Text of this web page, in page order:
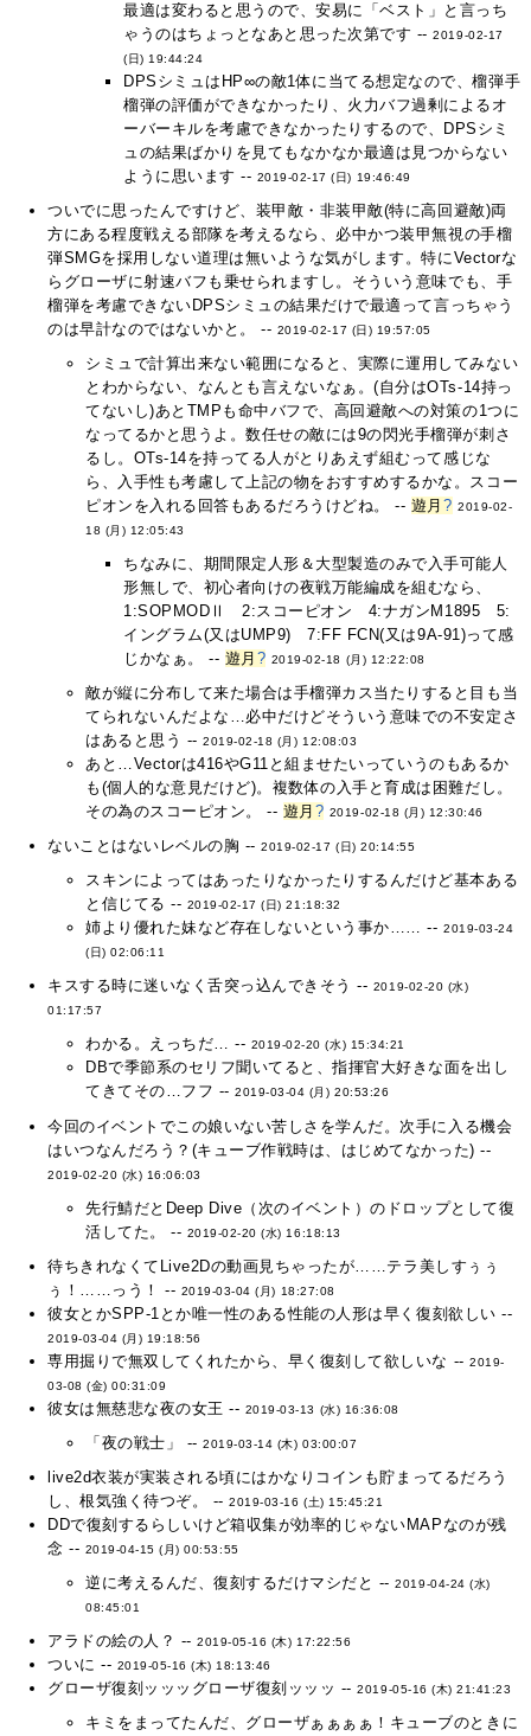
最適は変わると思うので、安易に「ベスト」と言っち
ゃうのはちょっとなあと思った次第です --2019-02-17
(日) 19:44:24
DPSシミュはHP∞の敵1体に当てる想定なので、榴弾手
榴弾の評価ができなかったり、火力バフ過剰によるオ
ーバーキルを考慮できなかったりするので、DPSシミ
ュの結果ばかりを見てもなかなか最適は見つからない
ように思います -- 2019-02-17 (日) 19:46:49
ついでに思ったんですけど、装甲敵・非装甲敵(特に高回避敵)両
方にある程度戦える部隊を考えるなら、必中かつ装甲無視の手榴
弾SMGを採用しない道理は無いような気がします。特にVectorな
らグローザに射速バフも乗せられますし。そういう意味でも、手
榴弾を考慮できないDPSシミュの結果だけで最適って言っちゃう
のは早計なのではないかと。 -- 2019-02-17 (日) 19:57:05
シミュで計算出来ない範囲になると、実際に運用してみない
とわからない、なんとも言えないなぁ。(自分はOTs-14持っ
てないし)あとTMPも命中バフで、高回避敵への対策の1つに
なってるかと思うよ。数任せの敵には9の閃光手榴弾が刺さ
るし。OTs-14を持ってる人がとりあえず組むって感じな
ら、入手性も考慮して上記の物をおすすめするかな。スコー
ピオンを入れる回答もあるだろうけどね。 -- 遊月? 2019-02-
18 (月) 12:05:43
ちなみに、期間限定人形＆大型製造のみで入手可能人
形無しで、初心者向けの夜戦万能編成を組むなら、
1:SOPMODⅡ 2:スコーピオン 4:ナガンM1895 5:
イングラム(又はUMP9) 7:FF FCN(又は9A-91)って感
じかなぁ。 -- 遊月 ? 2019-02-18 (月) 12:22:08
敵が縦に分布して来た場合は手榴弾カス当たりすると目も当
てられないんだよな…必中だけどそういう意味での不安定さ
はあると思う --2019-02-18 (月) 12:08:03
あと…Vectorは416やG11と組ませたいっていうのもあるか
も(個人的な意見だけど)。複数体の入手と育成は困難だし。
その為のスコーピオン。 -- 遊月 ? 2019-02-18 (月) 12:30:46
ないことはないレベルの胸 --2019-02-17 (日) 20:14:55
スキンによってはあったりなかったりするんだけど基本ある
と信じてる -- 2019-02-17 (日) 21:18:32
姉より優れた妹など存在しないという事か…… -- 2019-03-24
(日) 02:06:11
キスする時に迷いなく舌突っ込んできそう -- 2019-02-20 (水)
01:17:57
わかる。えっちだ… -- 2019-02-20 (水) 15:34:21
DBで季節系のセリフ聞いてると、指揮官大好きな面を出し
てきてその…フフ --2019-03-04 (月) 20:53:26
今回のイベントでこの娘いない苦しさを学んだ。次手に入る機会
はいつなんだろう？(キューブ作戦時は、はじめてなかった) --
2019-02-20 (水) 16:06:03
先行鯖だとDeep Dive（次のイベント）のドロップとして復
活してた。 -- 2019-02-20 (水) 16:18:13
待ちきれなくてLive2Dの動画見ちゃったが……テラ美しすぅぅ
ぅ！……っう！ -- 2019-03-04 (月) 18:27:08
彼女とかSPP-1とか唯一性のある性能の人形は早く復刻欲しい --
2019-03-04 (月) 19:18:56
専用掘りで無双してくれたから、早く復刻して欲しいな --2019-
03-08 (金) 00:31:09
彼女は無慈悲な夜の女王 -- 2019-03-13 (水) 16:36:08
「夜の戦士」 --2019-03-14 (木) 03:00:07
live2d衣装が実装される頃にはかなりコインも貯まってるだろう
し、根気強く待つぞ。 --2019-03-16 (土) 15:45:21
DDで復刻するらしいけど箱収集が効率的じゃないMAPなのが残
念 -- 2019-04-15 (月) 00:53:55
逆に考えるんだ、復刻するだけマシだと --2019-04-24 (水)
08:45:01
アラドの絵の人？ --2019-05-16 (木) 17:22:56
ついに -- 2019-05-16 (木) 18:13:46
グローザ復刻ッッッグローザ復刻ッッッ --2019-05-16 (木) 21:41:23
キミをまってたんだ、グローザぁぁぁぁ！キューブのときに